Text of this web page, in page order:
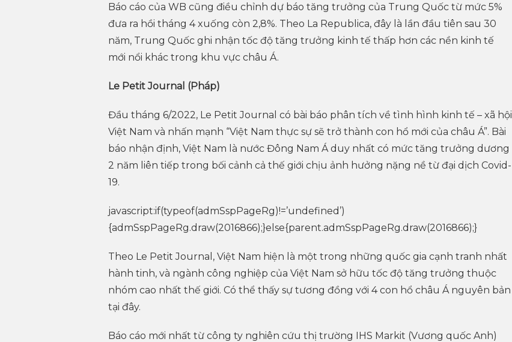
Báo cáo của WB cũng điều chỉnh dự báo tăng trưởng của Trung Quốc từ mức 5%
đưa ra hồi tháng 4 xuống còn 2,8%. Theo La Republica, đây là lần đầu tiên sau 30
năm, Trung Quốc ghi nhận tốc độ tăng trưởng kinh tế thấp hơn các nền kinh tế
mới nổi khác trong khu vực châu Á.
Le Petit Journal (Pháp)
Đầu tháng 6/2022, Le Petit Journal có bài báo phân tích về tình hình kinh tế – xã hội
Việt Nam và nhấn mạnh “Việt Nam thực sự sẽ trở thành con hổ mới của châu Á”. Bài
báo nhận định, Việt Nam là nước Đông Nam Á duy nhất có mức tăng trưởng dương
2 năm liên tiếp trong bối cảnh cả thế giới chịu ảnh hưởng nặng nề từ đại dịch Covid-
19.
javascript:if(typeof(admSspPageRg)!=’undefined’)
{admSspPageRg.draw(2016866);}else{parent.admSspPageRg.draw(2016866);}
Theo Le Petit Journal, Việt Nam hiện là một trong những quốc gia cạnh tranh nhất
hành tinh, và ngành công nghiệp của Việt Nam sở hữu tốc độ tăng trưởng thuộc
nhóm cao nhất thế giới. Có thể thấy sự tương đồng với 4 con hổ châu Á nguyên bản
tại đây.
Báo cáo mới nhất từ công ty nghiên cứu thị trường IHS Markit (Vương quốc Anh)